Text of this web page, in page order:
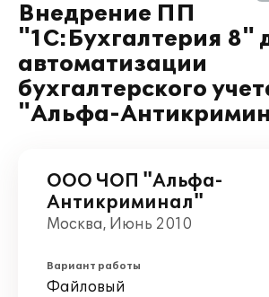
Внедрение ПП
"1С:Бухгалтерия 8"
автоматизации
бухгалтерского
"Альфа-
ООО ЧОП "Альфа-
Антикриминал"
Москва, Июнь 2010
Вариант работы
Файловый